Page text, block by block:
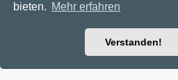
bieten. Mehr erfahren
Verstanden!
Powered byphpBB
Ravaio Theme by